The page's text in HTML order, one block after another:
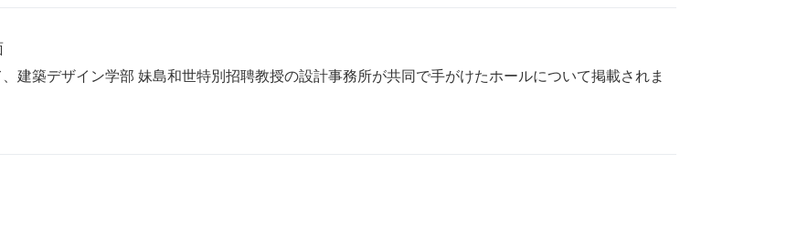
建築デザイン学部 妹島和世特別招聘教授の設計事務所が共同で手がけたホールについて掲載されま